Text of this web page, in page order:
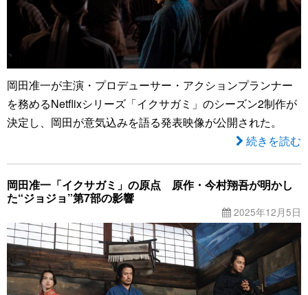
岡田准一が主演・プロデューサー・アクションプランナー
を務めるNetflixシリーズ「イクサガミ」のシーズン2制作が
決定し、岡田が意気込みを語る発表映像が公開された。
続きを読む
岡田准一「イクサガミ」の原点 原作・今村翔吾が明かし
た“ジョジョ”第7部の影響
2025年12月5日